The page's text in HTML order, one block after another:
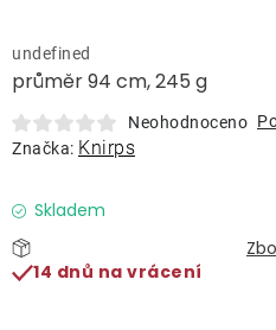
Lehátka
Doplňky
Deštníky
Gastro produkty
průměr 94 cm, 245 g
undefined
Neohodnoceno
Značka: Knirps
Skladem
14 dnů na vrácení